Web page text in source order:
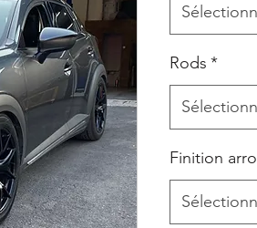
Rods *
Finition